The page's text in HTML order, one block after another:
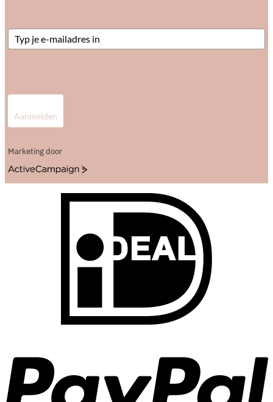
Aanmelden
Marketing door
ActiveCampaign